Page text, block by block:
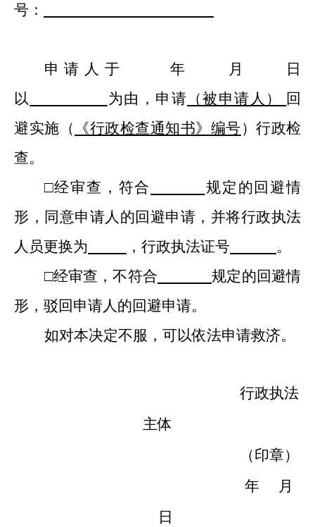
号：
申请人于 年 月
日
以
为由，申请 （被申请人）
回
避实施（
《行政检查通知书》编号） 行政检
查。
□经审查，符合 规定 的 回避情
形，同意申请人的回避申请 ，并将行政执法
人员更换为 ， 行政执法证号
。
□经审查，不符合 规定的回避情
形，驳回申请人的回避申请。
如对本决定不服，可以依法申请救济。
行政执法
主体
（印章）
年
月
日